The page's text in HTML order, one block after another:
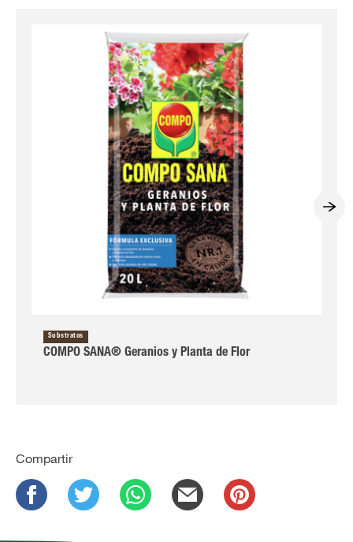
Substratos
COMPO SANA® Geranios y Planta de Flor
Compartir